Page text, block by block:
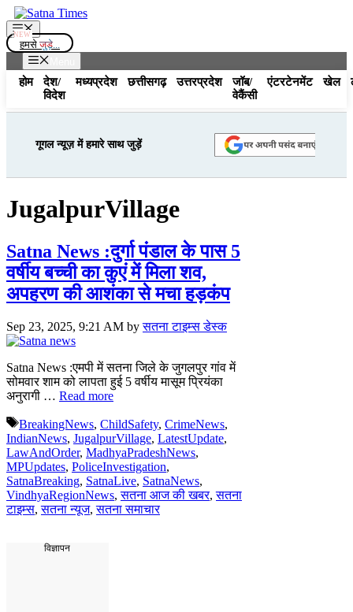
Skip
to
content
Menu
हमसे जुड़े...
होम
देश/
विदेश
मध्यप्रदेश छत्तीसगढ़ उत्तरप्रदेश
जॉब/
वेकैंसी
एंटरटेनमेंट खेल
गूगल न्यूज़ में हमारे साथ जुड़ें
JugalpurVillage
Satna News :दुर्गा पंडाल के पास 5
वर्षीय बच्ची का कुएं में मिला शव,
अपहरण की आशंका से मचा हड़कंप
Sep 23, 2025, 9:21 AM byसतना टाइम्स डेस्क
Satna News :एमपी में सतना जिले के जुगलपुर गांव में
सोमवार शाम को लापता हुई 5 वर्षीय मासूम प्रियंका
अनुरागी … Read more
Tags
BreakingNews, ChildSafety, CrimeNews,
IndianNews, JugalpurVillage, LatestUpdate,
LawAndOrder, MadhyaPradeshNews,
MPUpdates, PoliceInvestigation,
SatnaBreaking, SatnaLive, SatnaNews,
VindhyaRegionNews,सतना आज की खबर,सतना
टाइम्स,सतना न्यूज,सतना समाचार
विज्ञापन